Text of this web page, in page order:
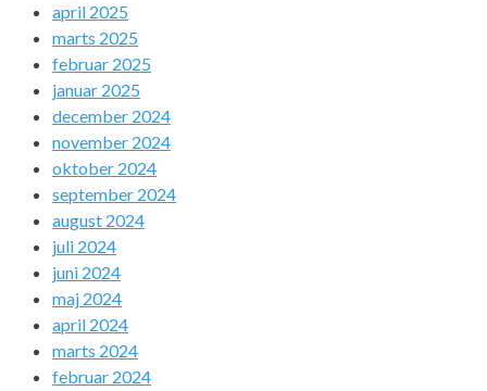
april 2025
marts 2025
februar 2025
januar 2025
december 2024
november 2024
oktober 2024
september 2024
august 2024
juli 2024
juni 2024
maj 2024
april 2024
marts 2024
februar 2024